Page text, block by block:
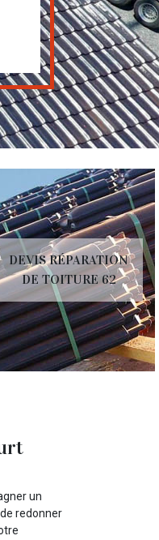
DEVIS RÉPARATION
DE TOITURE 62
un
redonner